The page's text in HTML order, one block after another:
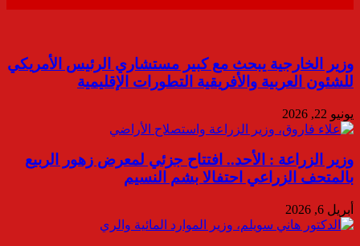
وزير الخارجية يبحث مع كبير مستشاري الرئيس الأمريكي
للشئون العربية والأفريقية التطورات الإقليمية
يونيو 22, 2026
وزير الزراعة : الأحد.. افتتاح جزئي لمعرض زهور الربيع
بالمتحف الزراعي احتفالا بشم النسيم
أبريل 6, 2026